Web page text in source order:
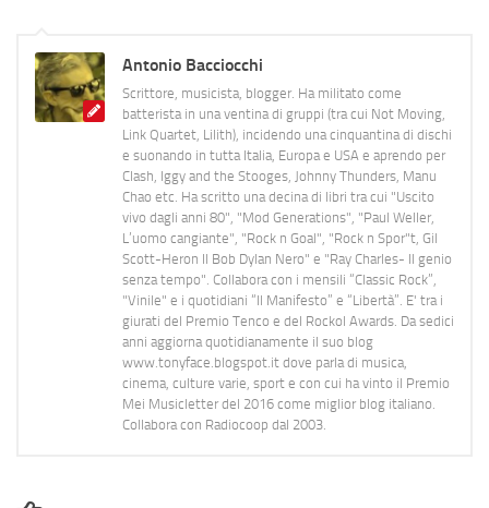
Antonio Bacciocchi
Scrittore, musicista, blogger. Ha militato come
batterista in una ventina di gruppi (tra cui Not Moving,
Link Quartet, Lilith), incidendo una cinquantina di dischi
e suonando in tutta Italia, Europa e USA e aprendo per
Clash, Iggy and the Stooges, Johnny Thunders, Manu
Chao etc. Ha scritto una decina di libri tra cui "Uscito
vivo dagli anni 80", "Mod Generations", "Paul Weller,
L’uomo cangiante", "Rock n Goal", "Rock n Spor"t, Gil
Scott-Heron Il Bob Dylan Nero" e "Ray Charles- Il genio
senza tempo". Collabora con i mensili “Classic Rock”,
"Vinile" e i quotidiani “Il Manifesto” e “Libertà”. E' tra i
giurati del Premio Tenco e del Rockol Awards. Da sedici
anni aggiorna quotidianamente il suo blog
www.tonyface.blogspot.it dove parla di musica,
cinema, culture varie, sport e con cui ha vinto il Premio
Mei Musicletter del 2016 come miglior blog italiano.
Collabora con Radiocoop dal 2003.